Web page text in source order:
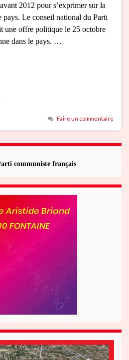
2012 pour s’exprimer sur la
Le conseil national du Parti
une offre politique le 25 octobre
dans le pays. …
Faire un commentaire
communiste français